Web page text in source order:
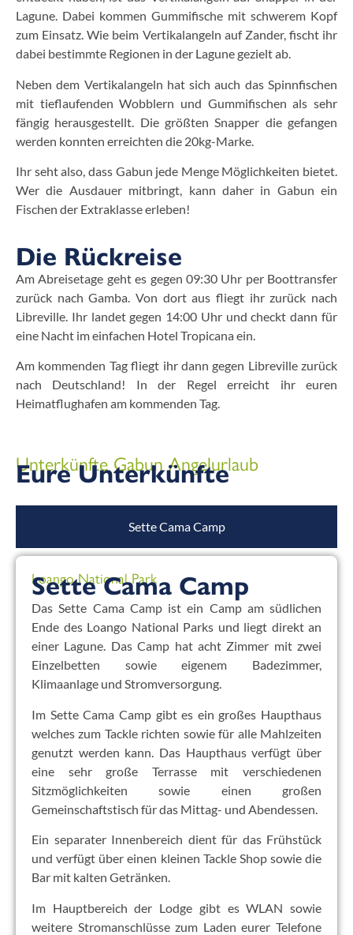
Lagune. Dabei kommen Gummifische mit schwerem Kopf
zum Einsatz. Wie beim Vertikalangeln auf Zander, fischt ihr
dabei bestimmte Regionen in der Lagune gezielt ab.
Neben dem Vertikalangeln hat sich auch das Spinnfischen
mit tieflaufenden Wobblern und Gummifischen als sehr
fängig herausgestellt. Die größten Snapper die gefangen
werden konnten erreichten die 20kg-Marke.
Ihr seht also, dass Gabun jede Menge Möglichkeiten bietet.
Wer die Ausdauer mitbringt, kann daher in Gabun ein
Fischen der Extraklasse erleben!
Die Rückreise
Am Abreisetage geht es gegen 09:30 Uhr per Boottransfer
zurück nach Gamba. Von dort aus fliegt ihr zurück nach
Libreville. Ihr landet gegen 14:00 Uhr und checkt dann für
eine Nacht im einfachen Hotel Tropicana ein.
Am kommenden Tag fliegt ihr dann gegen Libreville zurück
nach Deutschland! In der Regel erreicht ihr euren
Heimatflughafen am kommenden Tag.
Unterkünfte Gabun Angelurlaub
Eure Unterkünfte
Sette Cama Camp
Loango National Park
Sette Cama Camp
Das Sette Cama Camp ist ein Camp am südlichen
Ende des Loango National Parks und liegt direkt an
einer Lagune. Das Camp hat acht Zimmer mit zwei
Einzelbetten sowie eigenem Badezimmer,
Klimaanlage und Stromversorgung.
Im Sette Cama Camp gibt es ein großes Haupthaus
welches zum Tackle richten sowie für alle Mahlzeiten
genutzt werden kann. Das Haupthaus verfügt über
eine sehr große Terrasse mit verschiedenen
Sitzmöglichkeiten sowie einen großen
Gemeinschaftstisch für das Mittag- und Abendessen.
Ein separater Innenbereich dient für das Frühstück
und verfügt über einen kleinen Tackle Shop sowie die
Bar mit kalten Getränken.
Im Hauptbereich der Lodge gibt es WLAN sowie
weitere Stromanschlüsse zum Laden eurer Telefone